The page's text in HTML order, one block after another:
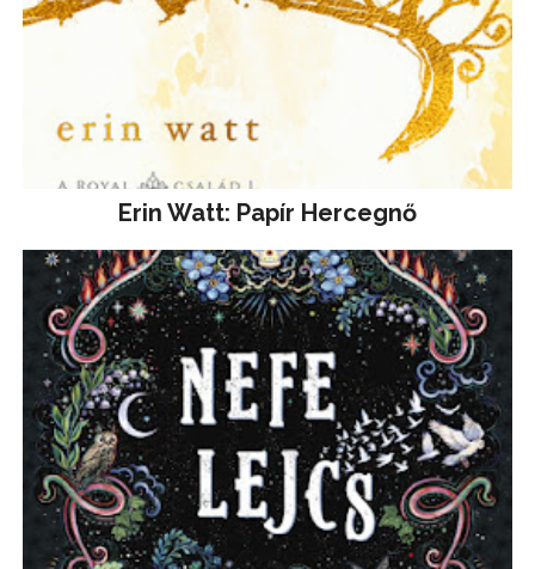
Erin Watt: Papír Hercegnő